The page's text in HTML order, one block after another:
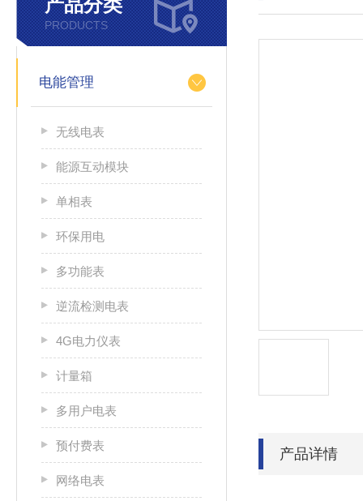
产品分类
PRODUCTS
电能管理
无线电表
能源互动模块
单相表
环保用电
多功能表
逆流检测电表
4G电力仪表
计量箱
多用户电表
预付费表
网络电表
产品详情